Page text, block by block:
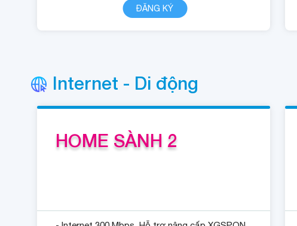
ĐĂNG KÝ
CHI TIẾT
Internet - Di động
HOME SÀNH 2